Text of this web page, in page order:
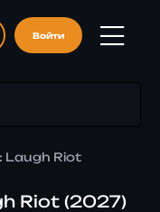
Войти
Laugh Riot
Riot (2027)